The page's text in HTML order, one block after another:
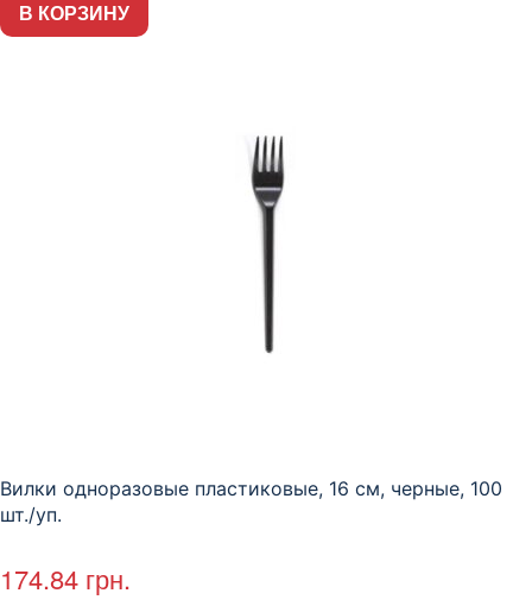
В КОРЗИНУ
Вилки одноразовые пластиковые, 16 см, черные, 100
шт./уп.
174.84 грн.